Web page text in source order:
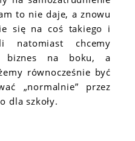
to nie daje, a znowu
się na coś takiego i
natomiast chcemy
biznes na boku, a
równocześnie być
„normalnie” przez
dla szkoły.